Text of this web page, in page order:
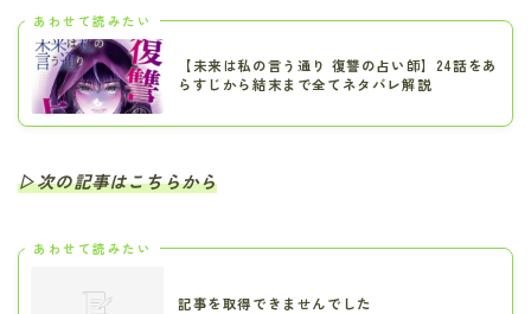
あわせて読みたい
【未来は私の言う通り 復讐の占い師】24話をあ
らすじから結末まで全てネタバレ解説
▷次の記事はこちらから
あわせて読みたい
記事を取得できませんでした